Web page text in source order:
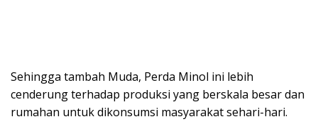
Sehingga tambah Muda, Perda Minol ini lebih
cenderung terhadap produksi yang berskala besar dan
rumahan untuk dikonsumsi masyarakat sehari-hari.